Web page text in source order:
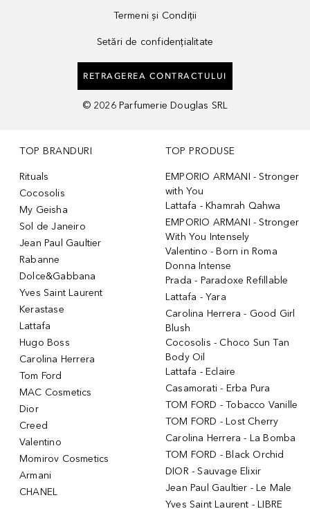
Termeni și Condiții
Setări de confidențialitate
RETRAGEREA CONTRACTULUI
© 2026 Parfumerie Douglas SRL
TOP BRANDURI
Rituals
Cocosolis
My Geisha
Sol de Janeiro
Jean Paul Gaultier
Rabanne
Dolce&Gabbana
Yves Saint Laurent
Kerastase
Lattafa
Hugo Boss
Carolina Herrera
Tom Ford
MAC Cosmetics
Dior
Creed
Valentino
Momirov Cosmetics
Armani
CHANEL
TOP PRODUSE
EMPORIO ARMANI - Stronger
with You
Lattafa - Khamrah Qahwa
EMPORIO ARMANI - Stronger
With You Intensely
Valentino - Born in Roma
Donna Intense
Prada - Paradoxe Refillable
Lattafa - Yara
Carolina Herrera - Good Girl
Blush
Cocosolis - Choco Sun Tan
Body Oil
Lattafa - Eclaire
Casamorati - Erba Pura
TOM FORD - Tobacco Vanille
TOM FORD - Lost Cherry
Carolina Herrera - La Bomba
TOM FORD - Black Orchid
DIOR - Sauvage Elixir
Jean Paul Gaultier - Le Male
Yves Saint Laurent - LIBRE